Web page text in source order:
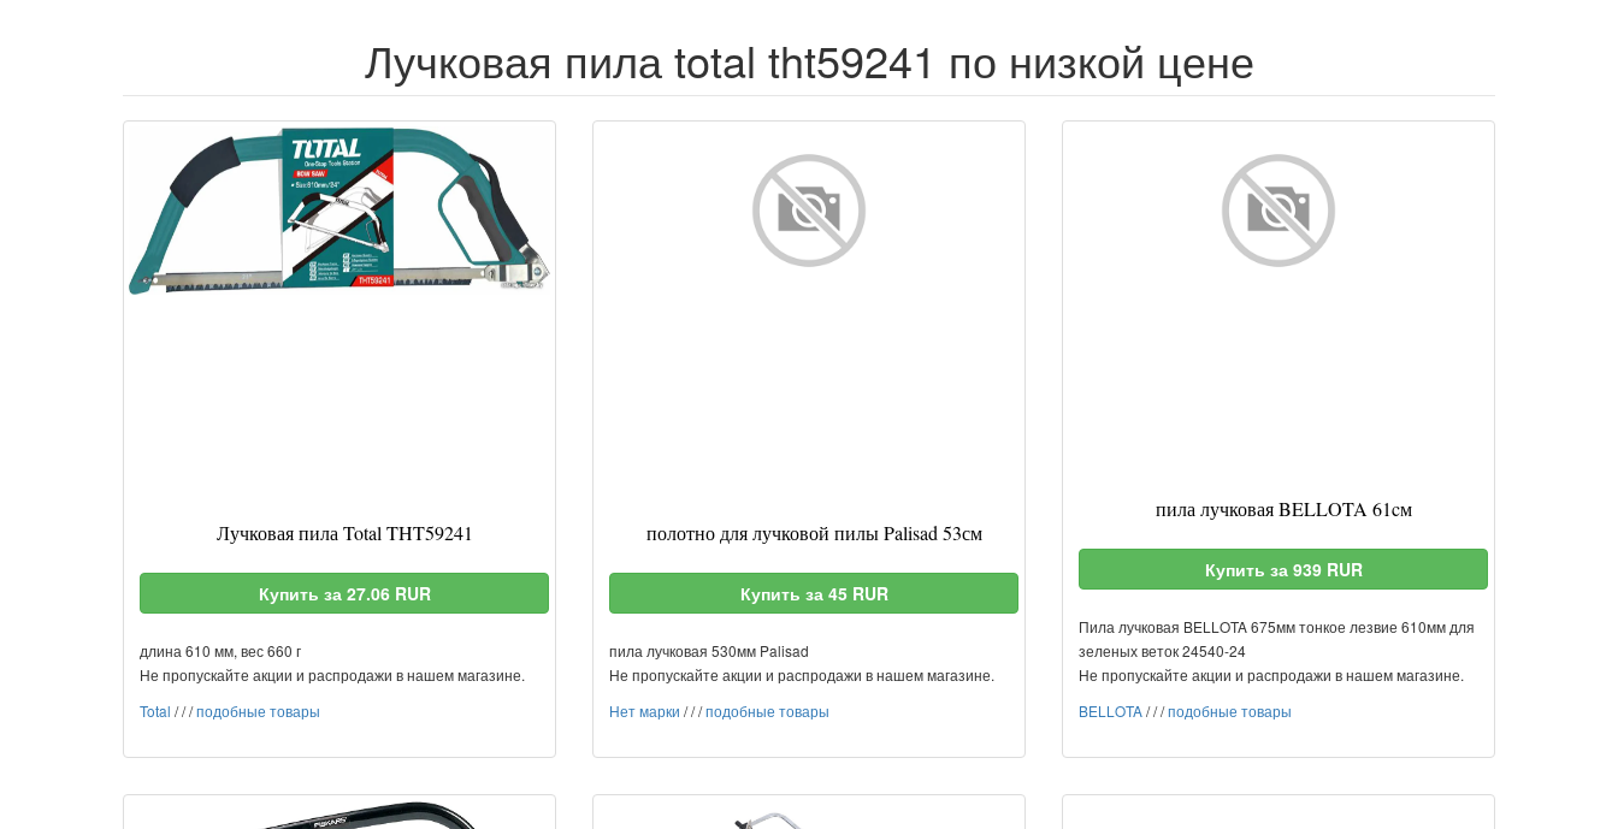
Лучковая пила total tht59241 по низкой цене
Лучковая пила Total THT59241
Купить за 27.06 RUR
длина 610 мм, вес 660 г
Не пропускайте акции и распродажи в нашем магазине.
Total ///подобные товары
полотно для лучковой пилы Palisad 53см
Купить за 45 RUR
пила лучковая 530мм Palisad
Не пропускайте акции и распродажи в нашем магазине.
Нет марки ///подобные товары
пила лучковая BELLOTA 61cм
Купить за 939 RUR
Пила лучковая BELLOTA 675мм тонкое лезвие 610мм для
зеленых веток 24540-24
Не пропускайте акции и распродажи в нашем магазине.
BELLOTA///подобные товары